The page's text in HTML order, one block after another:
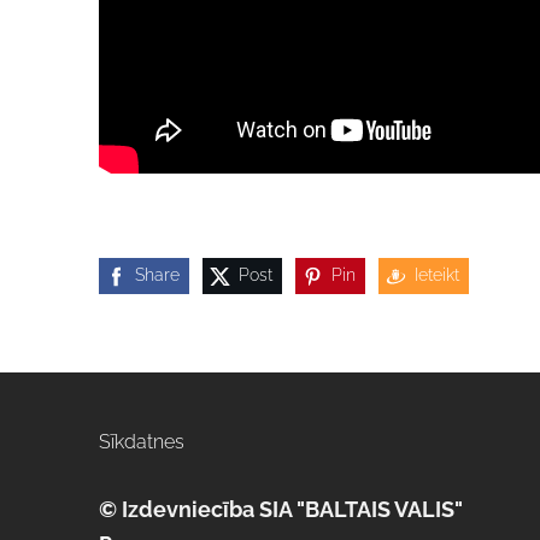
Share Post Pin Ieteikt
Sīkdatnes
© Izdevniecība SIA "BALTAIS VALIS"